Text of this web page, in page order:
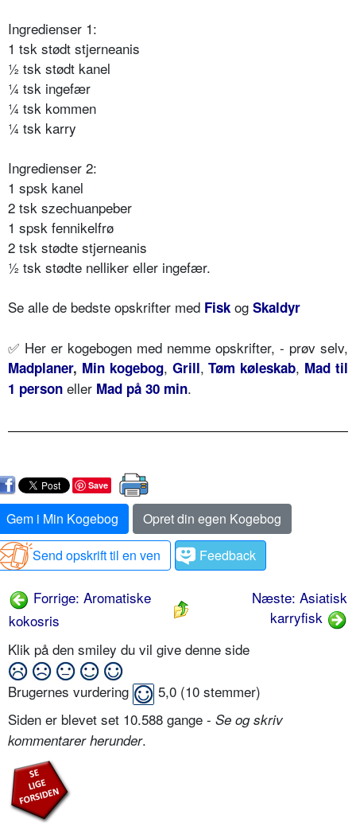
Ingredienser 1:
1 tsk stødt stjerneanis
½ tsk stødt kanel
¼ tsk ingefær
¼ tsk kommen
¼ tsk karry
Ingredienser 2:
1 spsk kanel
2 tsk szechuanpeber
1 spsk fennikelfrø
2 tsk stødte stjerneanis
½ tsk stødte nelliker eller ingefær.
Se alle de bedste opskrifter med Fisk og Skaldyr
✅ Her er kogebogen med nemme opskrifter, - prøv selv,
Madplaner, Min kogebog, Grill,Tøm køleskab, Mad til
1 person eller Mad på 30 min.
Save
Gem i Min Kogebog
Opret din egen Kogebog
Send opskrift til en ven
Feedback
Forrige: Aromatiske
kokosris
Næste: Asiatisk
karryfisk
Klik på den smiley du vil give denne side
Brugernes vurdering 5,0 (10 stemmer)
Siden er blevet set 10.588 gange - Se og skriv
kommentarer herunder.